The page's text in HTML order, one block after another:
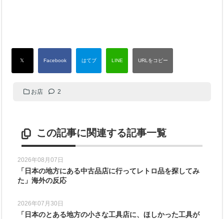
お店 2
この記事に関連する記事一覧
2026年08月07日
「日本の地方にある中古品店に行ってレトロ品を探してみ
た」海外の反応
2026年07月30日
「日本のとある地方の小さな工具店に、ほしかった工具が